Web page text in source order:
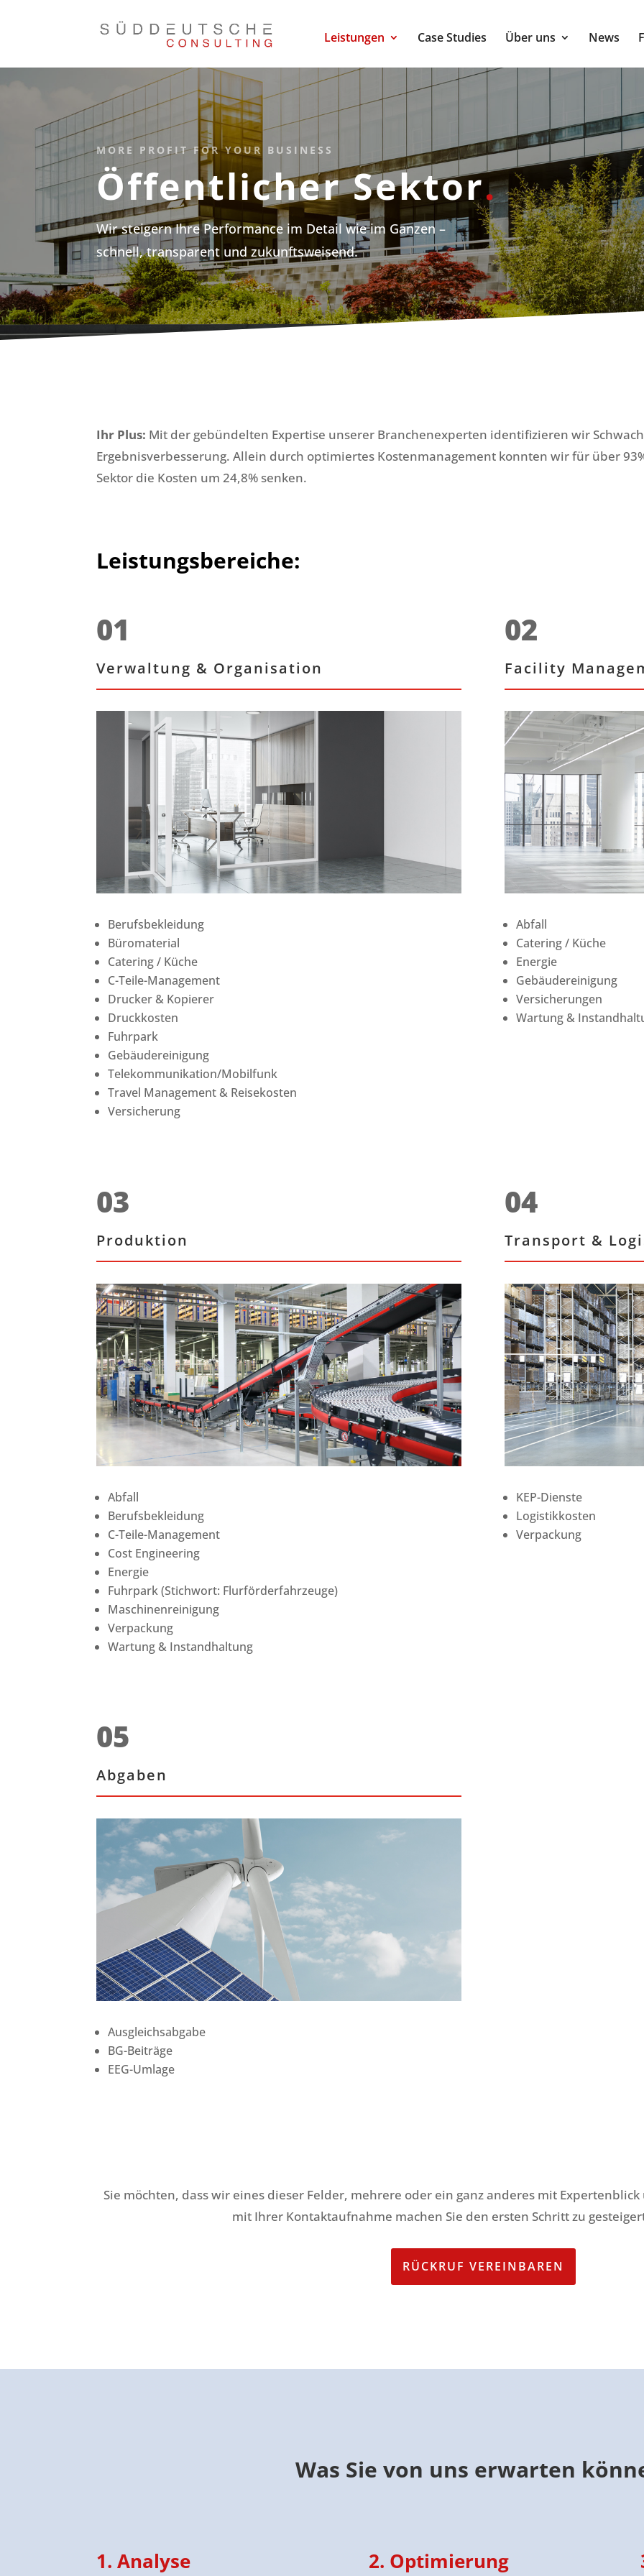
Leistungen Case Studies Über uns News
MORE PROFIT FOR YOUR BUSINESS
Öffentlicher Sektor.
Wir steigern Ihre Performance im Detail wie im Ganzen –
schnell, transparent und zukunftsweisend.
Ihr Plus: Mit der gebündelten Expertise unserer Branchenexperten identifizieren wir
Ergebnisverbesserung. Allein durch optimiertes Kostenmanagement konnten wir für über
Sektor die Kosten um 24,8% senken.
Leistungsbereiche:
01
Verwaltung & Organisation
Berufsbekleidung
Büromaterial
Catering / Küche
C-Teile-Management
Drucker & Kopierer
Druckkosten
Fuhrpark
Gebäudereinigung
Telekommunikation/Mobilfunk
Travel Management & Reisekosten
Versicherung
02
Facility
Abfall
Catering / Küche
Energie
Gebäudereinigung
Versicherungen
Wartung &
03
Produktion
Abfall
Berufsbekleidung
C-Teile-Management
Cost Engineering
Energie
Fuhrpark (Stichwort: Flurförderfahrzeuge)
Maschinenreinigung
Verpackung
Wartung & Instandhaltung
04
Transport &
KEP-Dienste
Logistikkosten
Verpackung
05
Abgaben
Ausgleichsabgabe
BG-Beiträge
EEG-Umlage
Sie möchten, dass wir eines dieser Felder, mehrere oder ein ganz anderes mit
mit Ihrer Kontaktaufnahme machen Sie den ersten Schritt zu
RÜCKRUF VEREINBAREN
Was Sie von uns erwarten
1. Analyse 2. Optimierung